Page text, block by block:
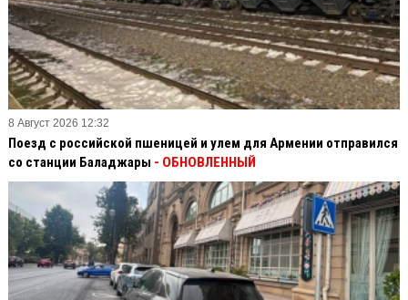
8 Август 2026 12:32
Поезд с российской пшеницей и улем для Армении отправился
со станции Баладжары - ОБНОВЛЕННЫЙ